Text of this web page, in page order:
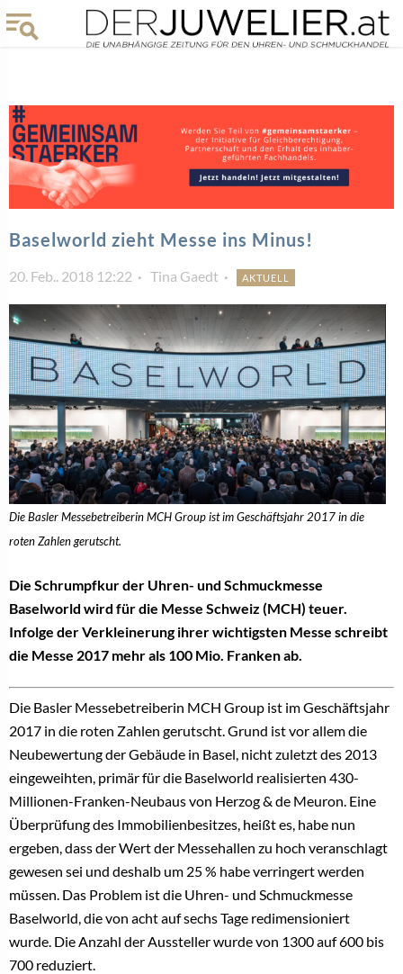
Baselworld zieht Messe ins Minus!
20. Feb.. 2018 12:22 Tina Gaedt AKTUELL
Die Basler Messebetreiberin MCH Group ist im Geschäftsjahr 2017 in die
roten Zahlen gerutscht.
Die Schrumpfkur der Uhren- und Schmuckmesse
Baselworld wird für die Messe Schweiz (MCH) teuer.
Infolge der Verkleinerung ihrer wichtigsten Messe schreibt
die Messe 2017 mehr als 100 Mio. Franken ab.
Die Basler Messebetreiberin MCH Group ist im Geschäftsjahr
2017 in die roten Zahlen gerutscht. Grund ist vor allem die
Neubewertung der Gebäude in Basel, nicht zuletzt des 2013
eingeweihten, primär für die Baselworld realisierten 430-
Millionen-Franken-Neubaus von Herzog & de Meuron. Eine
Überprüfung des Immobilienbesitzes, heißt es, habe nun
ergeben, dass der Wert der Messehallen zu hoch veranschlagt
gewesen sei und deshalb um 25 % habe verringert werden
müssen. Das Problem ist die Uhren- und Schmuckmesse
Baselworld, die von acht auf sechs Tage redimensioniert
wurde. Die Anzahl der Aussteller wurde von 1300 auf 600 bis
700 reduziert.